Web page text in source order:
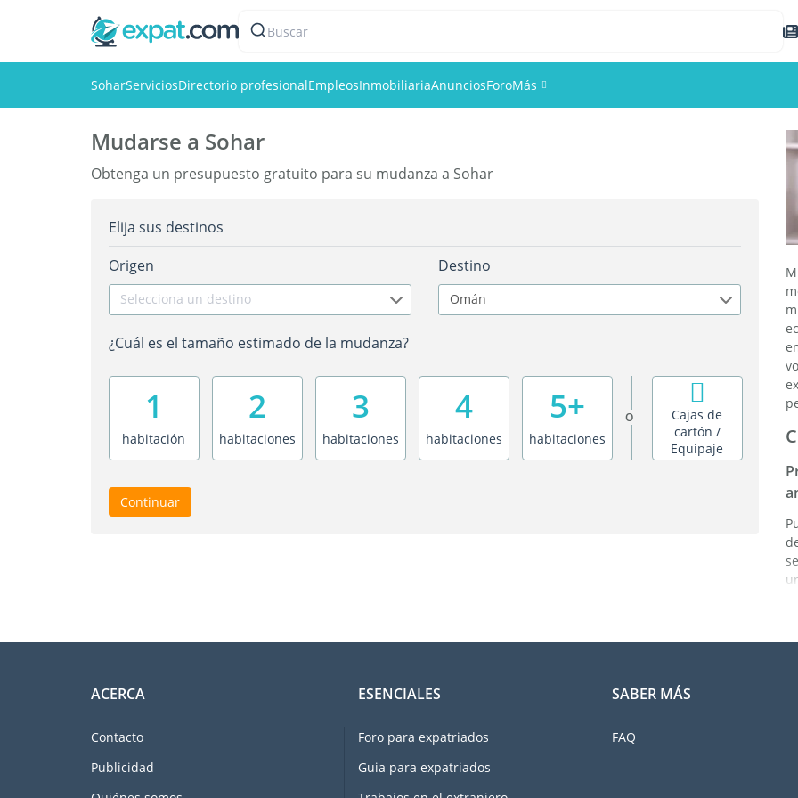
Buscar
SoharServiciosDirectorio profesionalEmpleosInmobiliariaAnunciosForoMás
Mudarse a Sohar
Obtenga un presupuesto gratuito para su mudanza a Sohar
Elija sus destinos
Origen
Selecciona un destino
Destino
Omán
¿Cuál es el tamaño estimado de la mudanza?
1
habitación
2
habitaciones
3
habitaciones
4
habitaciones
5+
habitaciones
O
Cajas de
cartón /
Equipaje
Continuar
ACERCA
Contacto
Publicidad
ESENCIALES
Foro para expatriados
Guia para expatriados
SABER MÁS
FAQ